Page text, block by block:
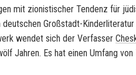
mit zio­nis­ti­scher Ten­denz für
Großstadt-​
wen­det sich der Ver­fas­ser
Jah­ren. Es hat einen Um­fang